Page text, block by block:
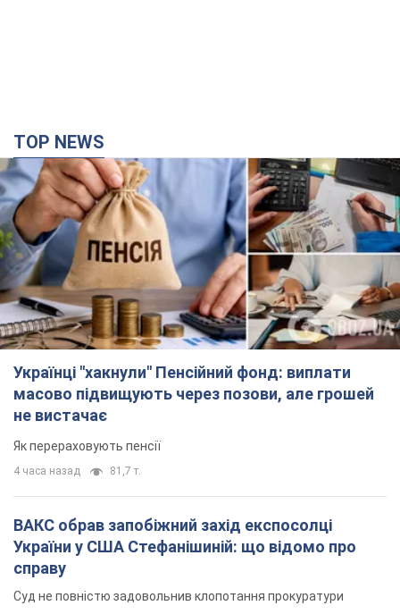
TOP NEWS
Українці "хакнули" Пенсійний фонд: виплати
масово підвищують через позови, але грошей
не вистачає
Як перераховують пенсії
4 часа назад 81,7 т.
ВАКС обрав запобіжний захід експосолці
України у США Стефанішиній: що відомо про
справу
Суд не повністю задовольнив клопотання прокуратури